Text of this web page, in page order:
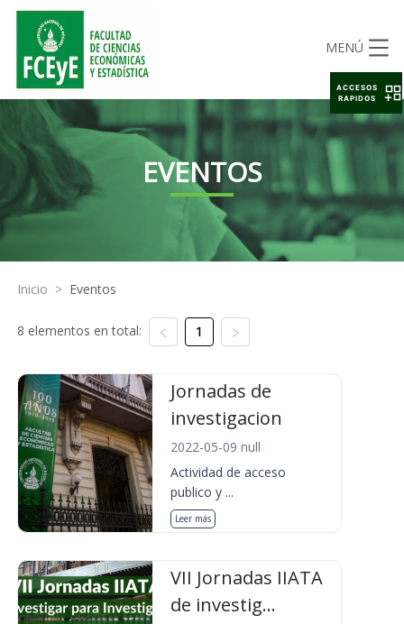
MENÚ
EVENTOS
Inicio > Eventos
8 elementos en total: 1
Jornadas de
investigacion
2022-05-09 null
Actividad de acceso
publico y ...
Leer más
VII Jornadas IIATA
de investig...
ACCESOS
RAPIDOS